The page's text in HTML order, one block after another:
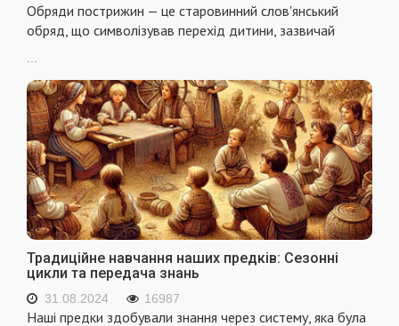
Обряди пострижин — це старовинний слов'янський
обряд, що символізував перехід дитини, зазвичай
Традиційне навчання наших предків: Сезонні
цикли та передача знань
31.08.2024 16987
Наші предки здобували знання через систему, яка була